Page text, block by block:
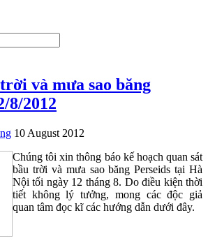
và mưa sao băng
8/2012
10 August 2012
Chúng tôi xin thông báo kế hoạch quan sát
bầu trời và mưa sao băng Perseids tại Hà
Nội tối ngày 12 tháng 8. Do điều kiện thời
tiết không lý tưởng, mong các độc giả
quan tâm đọc kĩ các hướng dẫn dưới đây.